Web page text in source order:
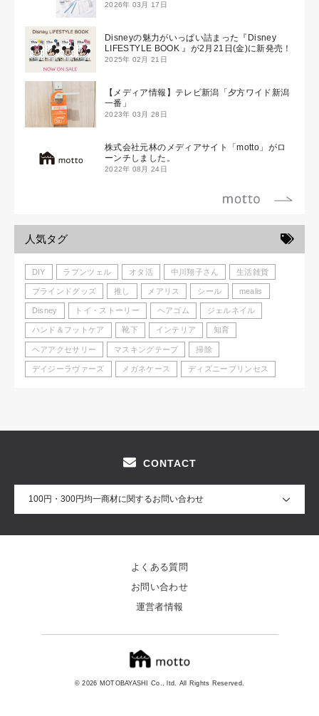
2026年 03月 17日
Disneyの魅力がいっぱい詰まった『Disney
LIFESTYLE BOOK 』が2月21日(金)に新発売！
2025年 02月 21日
【メディア情報】テレビ新潟「夕方ワイド新潟
一番」
2023年 03月 28日
株式会社元林のメディアサイト「motto」がロ
ーンチしました。
2022年 08月 24日
人気タグ
DIY ラプンツェル オタ活 中川翔子さん 生活雑貨
ブラインドグッズ 推し メアリス シール mealis
Disney トイ・ストーリー ヘアゴム ジェルネイル
ハンド＆フットケア 靴下 インテリア 知育
ヘアアクセサリー マスキングテープ 掃除
デイジーラヴァーズ メガネケース ディズニープリンセス
CONTACT
100円・300円均一商材に関するお問い合わせ
© 2026 MOTOBAYASHI Co., ltd. All Rights Reserved.
よくある質問
お問い合わせ
運営者情報